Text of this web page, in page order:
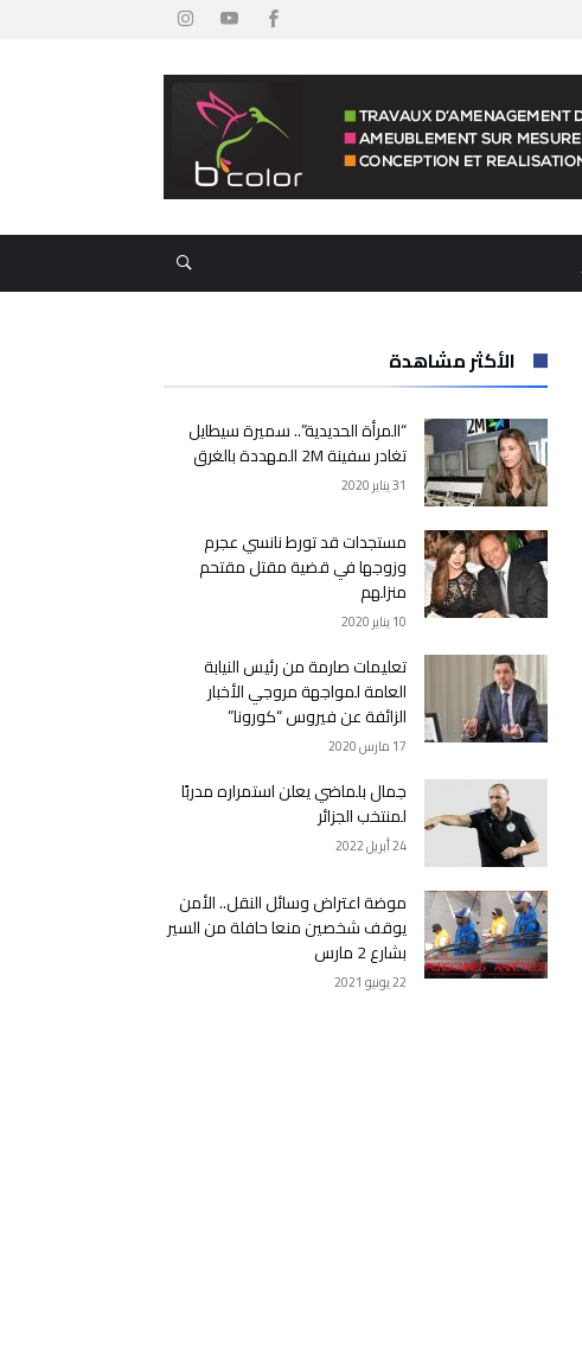
الأكثر مشاهدة
“المرأة الحديدية”.. سميرة سيطايل
تغادر سفينة 2M المهددة بالغرق
31 يناير 2020
مستجدات قد تورط نانسي عجرم
وزوجها في قضية مقتل مقتحم
منزلهم
10 يناير 2020
تعليمات صارمة من رئيس النيابة
العامة لمواجهة مروجي الأخبار
الزائفة عن فيروس “كورونا”
17 مارس 2020
جمال بلماضي يعلن استمراره مدربًا
لمنتخب الجزائر
24 أبريل 2022
موضة اعتراض وسائل النقل.. الأمن
يوقف شخصين منعا حافلة من السير
بشارع 2 مارس
22 يونيو 2021